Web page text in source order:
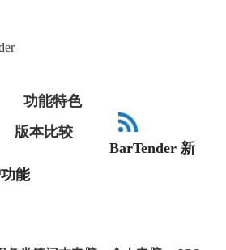
功能特色
版本比较
BarTender 新
能